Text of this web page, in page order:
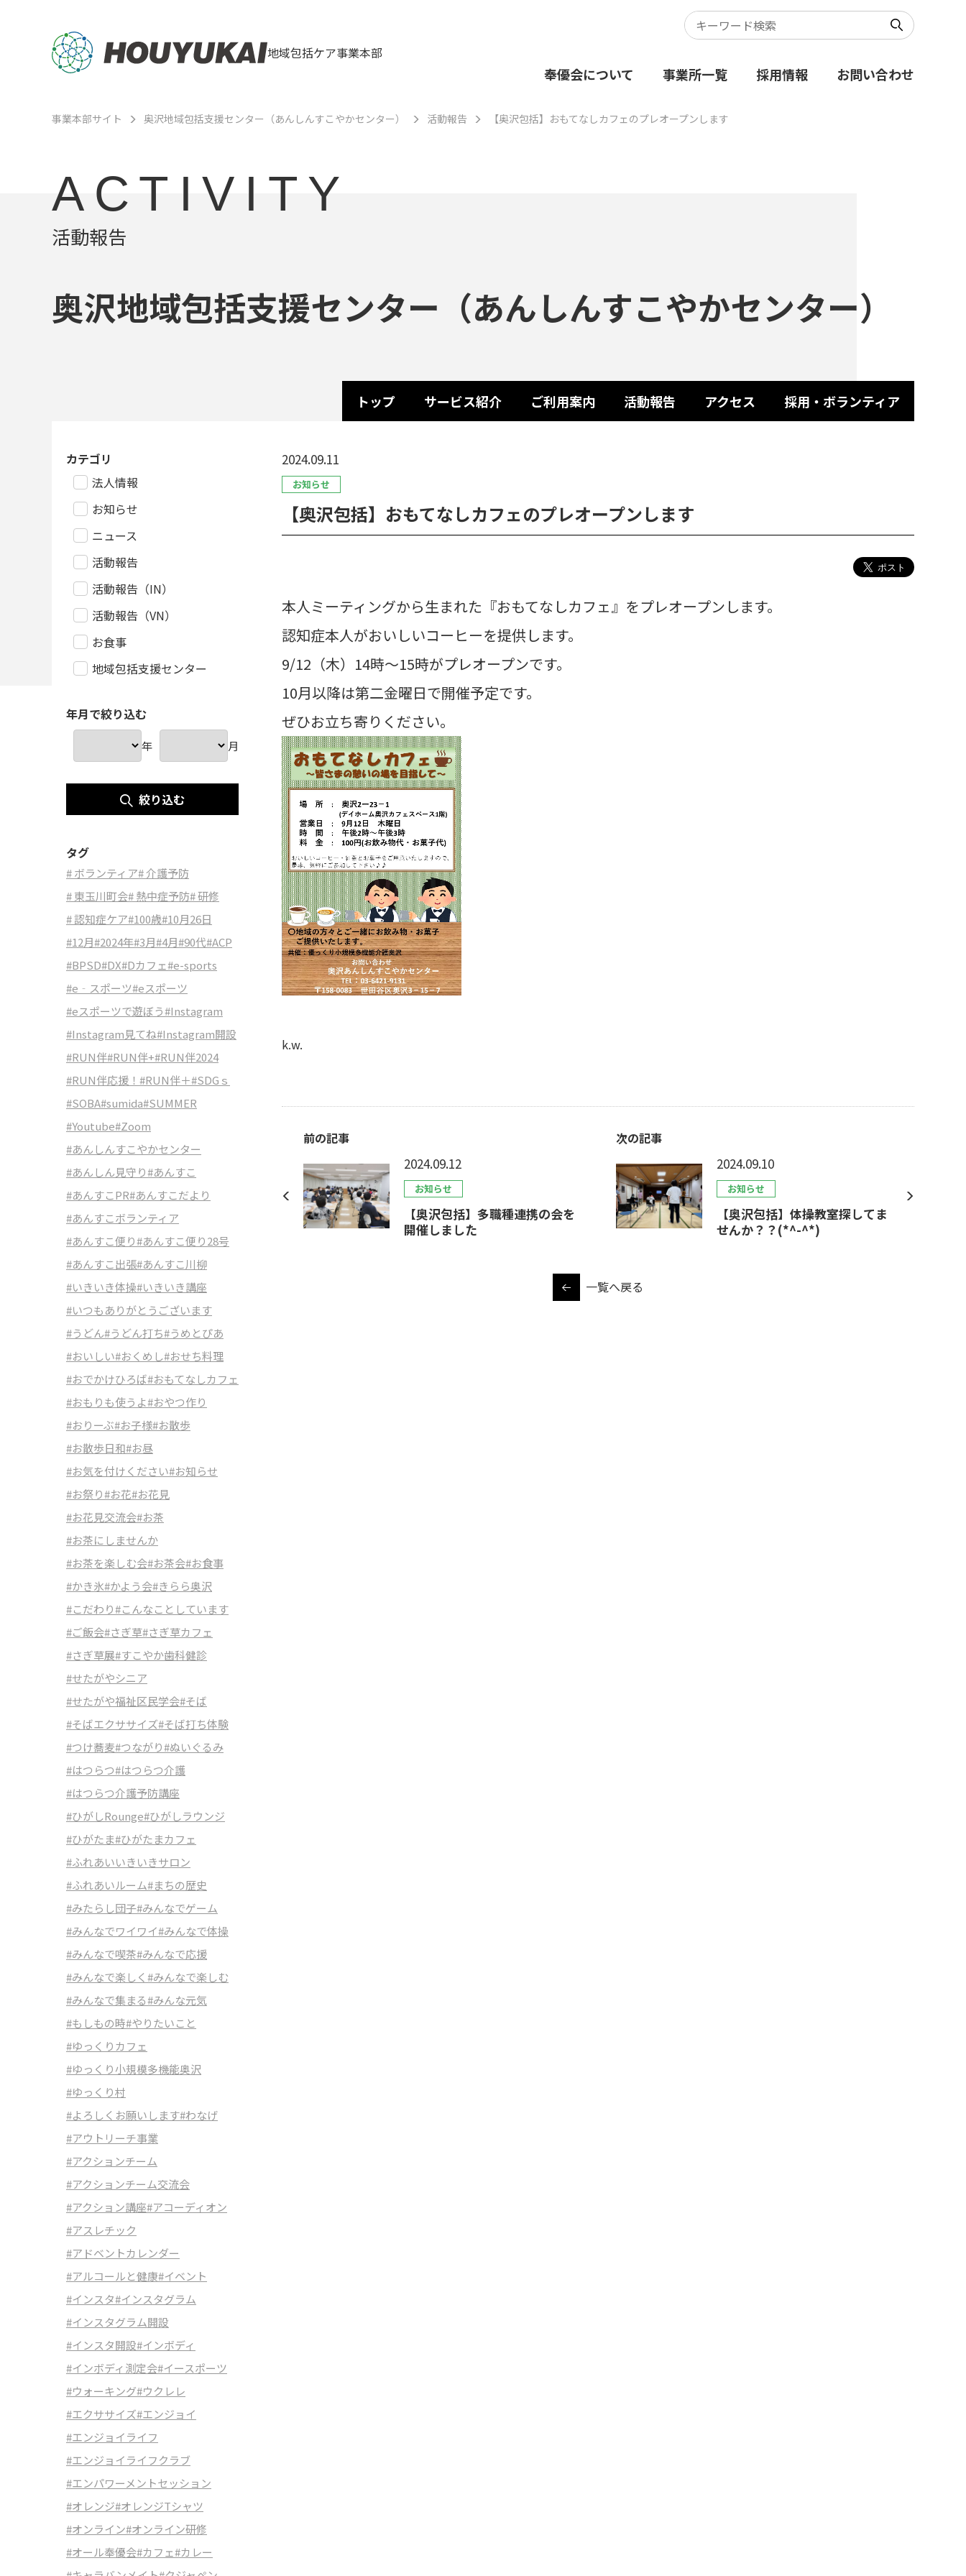
地域包括ケア事業本部
奉優会について 事業所一覧 採用情報 お問い合わせ
事業本部サイト 奥沢地域包括支援センター（あんしんすこやかセンター） 活動報告 【奥沢包括】おもてなしカフェのプレオープンします
ACTIVITY
活動報告
奥沢地域包括支援センター（あんしんすこやかセンター）
トップ サービス紹介 ご利用案内 活動報告 アクセス 採用・ボランティア
2024.09.11
お知らせ
【奥沢包括】おもてなしカフェのプレオープンします
本人ミーティングから生まれた『おもてなしカフェ』をプレオープンします。
認知症本人がおいしいコーヒーを提供します。
9/12（木）14時～15時がプレオープンです。
10月以降は第二金曜日で開催予定です。
ぜひお立ち寄りください。
k.w.
前の記事
2024.09.12
お知らせ
【奥沢包括】多職種連携の会を
開催しました
次の記事
2024.09.10
お知らせ
【奥沢包括】体操教室探してま
せんか？？(*^-^*)
一覧へ戻る
カテゴリ
法人情報
お知らせ
ニュース
活動報告
活動報告（IN）
活動報告（VN）
お食事
地域包括支援センター
年月で絞り込む
年 月
絞り込む
タグ
# ボランティア# 介護予防
# 東玉川町会# 熱中症予防# 研修
# 認知症ケア#100歳#10月26日
#12月#2024年#3月#4月#90代#ACP
#BPSD#DX#Dカフェ#e-sports
#e‐スポーツ#eスポーツ
#eスポーツで遊ぼう#Instagram
#Instagram見てね#Instagram開設
#RUN伴#RUN伴+#RUN伴2024
#RUN伴応援！ #RUN伴＋#SDGｓ
#SOBA#sumida#SUMMER
#Youtube#Zoom
#あんしんすこやかセンター
#あんしん見守り#あんすこ
#あんすこPR#あんすこだより
#あんすこボランティア
#あんすこ便り#あんすこ便り28号
#あんすこ出張#あんすこ川柳
#いきいき体操#いきいき講座
#いつもありがとうございます
#うどん#うどん打ち#うめとぴあ
#おいしい#おくめし#おせち料理
#おでかけひろば#おもてなしカフェ
#おもりも使うよ#おやつ作り
#おりーぶ#お子様#お散歩
#お散歩日和#お昼
#お気を付けください#お知らせ
#お祭り#お花#お花見
#お花見交流会#お茶
#お茶にしませんか
#お茶を楽しむ会#お茶会#お食事
#かき氷#かよう会#きらら奥沢
#こだわり#こんなことしています
#ご飯会#さぎ草#さぎ草カフェ
#さぎ草展#すこやか歯科健診
#せたがやシニア
#せたがや福祉区民学会#そば
#そばエクササイズ#そば打ち体験
#つけ蕎麦#つながり#ぬいぐるみ
#はつらつ#はつらつ介護
#はつらつ介護予防講座
#ひがしRounge#ひがしラウンジ
#ひがたま#ひがたまカフェ
#ふれあいいきいきサロン
#ふれあいルーム#まちの歴史
#みたらし団子#みんなでゲーム
#みんなでワイワイ#みんなで体操
#みんなで喫茶#みんなで応援
#みんなで楽しく #みんなで楽しむ
#みんなで集まる#みんな元気
#もしもの時#やりたいこと
#ゆっくりカフェ
#ゆっくり小規模多機能奥沢
#ゆっくり村
#よろしくお願いします#わなげ
#アウトリーチ事業
#アクションチーム
#アクションチーム交流会
#アクション講座#アコーディオン
#アスレチック
#アドベントカレンダー
#アルコールと健康#イベント
#インスタ#インスタグラム
#インスタグラム開設
#インスタ開設#インボディ
#インボディ測定会#イースポーツ
#ウォーキング#ウクレレ
#エクササイズ#エンジョイ
#エンジョイライフ
#エンジョイライフクラブ
#エンパワーメントセッション
#オレンジ#オレンジTシャツ
#オンライン#オンライン研修
#オール奉優会#カフェ#カレー